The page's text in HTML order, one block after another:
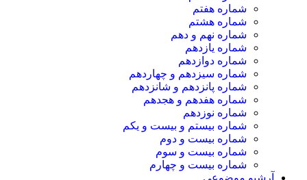
شماره هفتم
شماره هشتم
شماره نهم و دهم
شماره یازدهم
شماره دوازدهم
شماره سیزدهم و چهاردهم
شماره پانزدهم و شانزدهم
شماره هفدهم و هجدهم
شماره نوزدهم
شماره بیستم و بیست و یکم
شماره بیست و دوم
شماره بیست و سوم
شماره بیست و چهارم
آرشیو موضوعی